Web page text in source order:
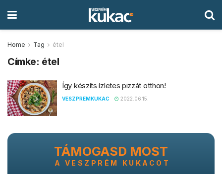
Home Tag étel
Címke: étel
Így készíts ízletes pizzát otthon!
VESZPREMKUKAC 2022.06.15.
TÁMOGASD MOST
A VESZPRÉM KUKACOT